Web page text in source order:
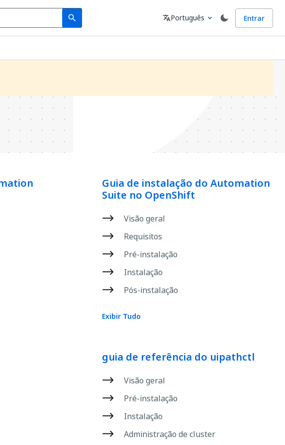
search
Search Idioma
translatePortuguês expand_more Entrar
Guia de instalação do Automation
Suite no OpenShift
Visão geral
Requisitos
Pré-instalação
Instalação
Pós-instalação
Exibir Tudo
guia de referência do uipathctl
Visão geral
Pré-instalação
Instalação
Administração de cluster